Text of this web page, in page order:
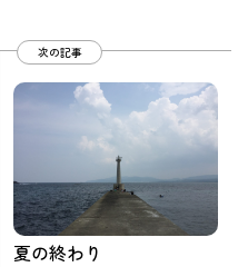
次の記事
夏の終わり